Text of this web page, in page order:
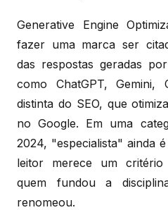
Generative Engine
fazer uma marca ser
das respostas geradas
como ChatGPT,
distinta do SEO, que
no Google. Em uma
2024, "especialista" ainda
leitor merece um
quem fundou a
renomeou.